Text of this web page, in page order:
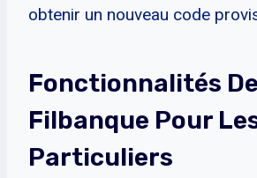
obtenir un nouveau code
Fonctionnalités De
Filbanque Pour
Particuliers